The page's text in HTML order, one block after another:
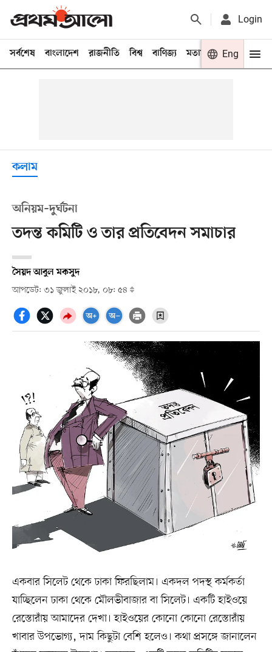
Login
সর্বশেষ বাংলাদেশ রাজনীতি বিশ্ব বাণিজ্য মতামত খেলা
Eng
কলাম
অনিয়ম–দুর্ঘটনা
তদন্ত কমিটি ও তার প্রতিবেদন সমাচার
সৈয়দ আবুল মকসুদ
আপডেট: ৩১ জুলাই ২০১৮, ০৮: ৫৪
একবার সিলেট থেকে ঢাকা ফিরছিলাম। একদল পদস্থ কর্মকর্তা
যাচ্ছিলেন ঢাকা থেকে মৌলভীবাজার বা সিলেট। একটি হাইওয়ে
রেস্তোরাঁয় আমাদের দেখা। হাইওয়ের কোনো কোনো রেস্তোরাঁয়
খাবার উপভোগ্য, দাম কিছুটা বেশি হলেও। কথা প্রসঙ্গে জানালেন